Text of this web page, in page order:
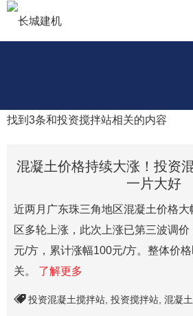
找到 3条和投资搅拌站相关的内容
混凝土价格持续大涨！投资
一片大好
近两月广东珠三角地区混凝土价格
区多轮上涨，此次上涨已第三波调
元/方，累计涨幅100元/方。整体价
关。 了解更多
投资混凝土搅拌站 投资搅拌站 混凝